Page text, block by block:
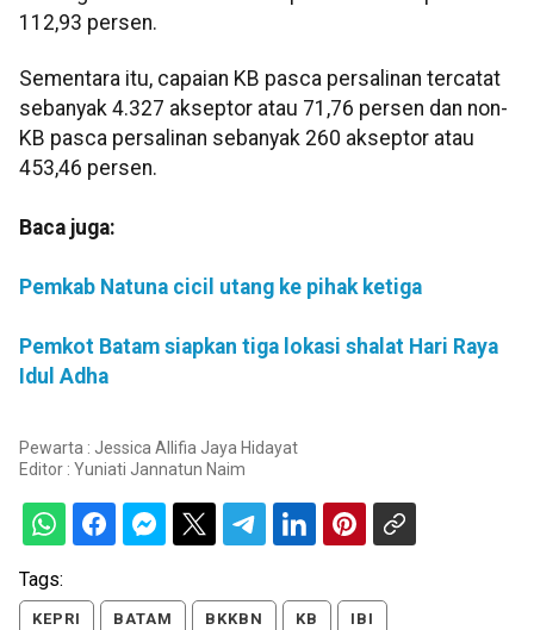
112,93 persen.
Sementara itu, capaian KB pasca persalinan tercatat
sebanyak 4.327 akseptor atau 71,76 persen dan non-
KB pasca persalinan sebanyak 260 akseptor atau
453,46 persen.
Baca juga:
Pemkab Natuna cicil utang ke pihak ketiga
Pemkot Batam siapkan tiga lokasi shalat Hari Raya
Idul Adha
Pewarta : Jessica Allifia Jaya Hidayat
Editor : Yuniati Jannatun Naim
Tags:
KEPRI BATAM BKKBN KB IBI